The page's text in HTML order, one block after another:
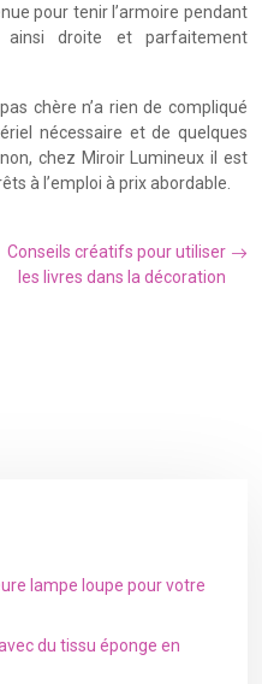
pour tenir l’armoire pendant
droite et parfaitement
chère n’a rien de compliqué
nécessaire et de quelques
chez Miroir Lumineux il est
à l’emploi à prix abordable.
Conseils créatifs pour utiliser
les livres dans la décoration
lampe loupe pour votre
du tissu éponge en